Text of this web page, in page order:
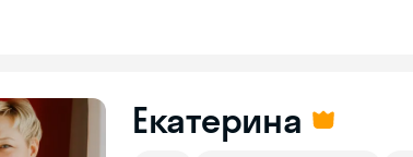
Екатерина